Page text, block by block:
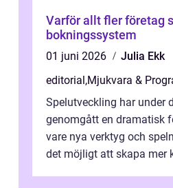
Varför allt fler företag
bokningssystem
01 juni 2026
Julia Ekk
editorial,Mjukvara &
Spelutveckling har under
genomgått en dramatisk
vare nya verktyg och
det möjligt att skapa mer